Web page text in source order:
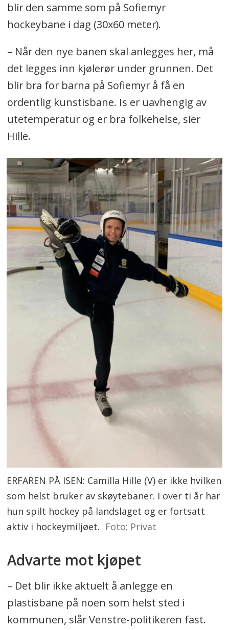
blir den samme som på Sofiemyr
hockeybane i dag (30x60 meter).
– Når den nye banen skal anlegges her, må
det legges inn kjølerør under grunnen. Det
blir bra for barna på Sofiemyr å få en
ordentlig kunstisbane. Is er uavhengig av
utetemperatur og er bra folkehelse, sier
Hille.
ERFAREN PÅ ISEN: Camilla Hille (V) er ikke hvilken
som helst bruker av skøytebaner. I over ti år har
hun spilt hockey på landslaget og er fortsatt
aktiv i hockeymiljøet. Foto: Privat
Advarte mot kjøpet
– Det blir ikke aktuelt å anlegge en
plastisbane på noen som helst sted i
kommunen, slår Venstre-politikeren fast.